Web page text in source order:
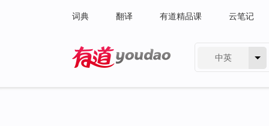
词典 翻译 有道精品课 云笔记
中英